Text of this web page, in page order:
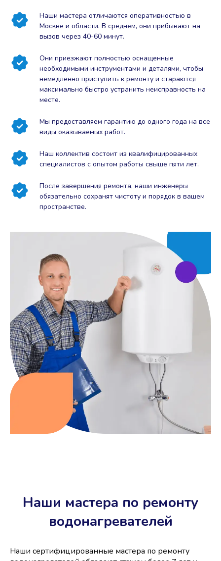
Наши мастера отличаются оперативностью в
Москве и области. В среднем, они прибывают на
вызов через 40-60 минут.
Они приезжают полностью оснащенные
необходимыми инструментами и деталями, чтобы
немедленно приступить к ремонту и стараются
максимально быстро устранить неисправность на
месте.
Мы предоставляем гарантию до одного года на все
виды оказываемых работ.
Наш коллектив состоит из квалифицированных
специалистов с опытом работы свыше пяти лет.
После завершения ремонта, наши инженеры
обязательно сохранят чистоту и порядок в вашем
пространстве.
Наши мастера по ремонту
водонагревателей
Наши сертифицированные мастера по ремонту